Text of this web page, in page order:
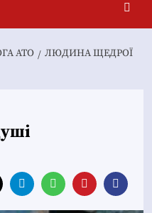
АТО
ЛЮДИНА ЩЕДРОЇ